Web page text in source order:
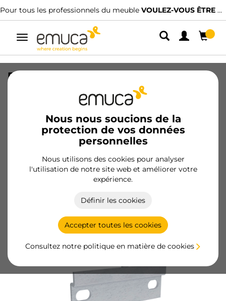
Pour tous les professionnels du meuble VOULEZ-VOUS ÊTRE CLIENT ?
Alterner
navigation
Nous nous soucions de la
protection de vos données
personnelles
Nous utilisons des cookies pour analyser
l'utilisation de notre site web et améliorer votre
expérience.
Définir les cookies
Accepter toutes les cookies
Consultez notre politique en matière de cookies
Plétine anti-basculement pour
élément haut Levelup 1, acier, acier
4030903/EAN 8432393291659
Produits essentiels
Devenir client